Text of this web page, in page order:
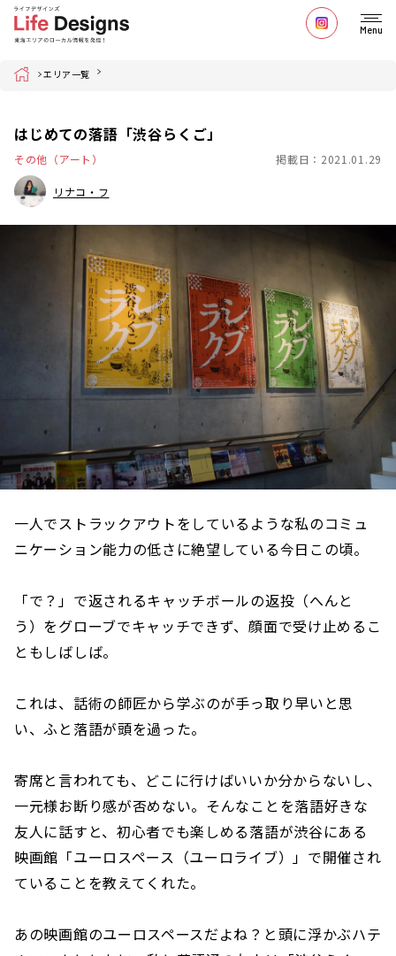
Menu
Home エリア一覧
はじめての落語「渋谷らくご」
その他（アート） 掲載日：2021.01.29
リナコ・フ
一人でストラックアウトをしているような私のコミュ
ニケーション能力の低さに絶望している今日この頃。
「で？」で返されるキャッチボールの返投（へんと
う）をグローブでキャッチできず、顔面で受け止めるこ
ともしばしば。
これは、話術の師匠から学ぶのが手っ取り早いと思
い、ふと落語が頭を過った。
寄席と言われても、どこに行けばいいか分からないし、
一元様お断り感が否めない。そんなことを落語好きな
友人に話すと、初心者でも楽しめる落語が渋谷にある
映画館「ユーロスペース（ユーロライブ）」で開催され
ていることを教えてくれた。
あの映画館のユーロスペースだよね？と頭に浮かぶハテ